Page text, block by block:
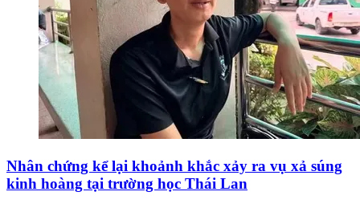
Nhân chứng kể lại khoảnh khắc xảy ra vụ xả súng
kinh hoàng tại trường học Thái Lan